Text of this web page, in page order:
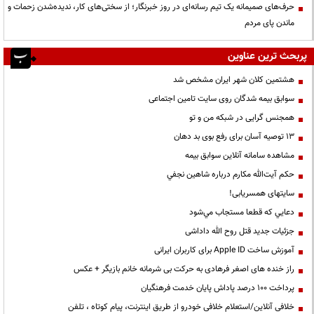
حرف‌های صمیمانه یک تیم رسانه‌ای در روز خبرنگار؛ از سختی‌های کار، ندیده‌شدن زحمات و
ماندن پای مردم
پربحث ترین عناوین
هشتمین کلان شهر ایران مشخص شد
سوابق بیمه شدگان روی سایت تامین اجتماعی
همجنس گرایی در شبکه من و تو
13 توصیه آسان برای رفع بوی بد دهان
مشاهده سامانه آنلاين سوابق بیمه
حكم آيت‌الله مكارم درباره شاهين نجفي
سایتهای همسریابی!
دعايي كه قطعا مستجاب مي‌شود
جزئیات جدید قتل روح الله داداشی
آموزش ساخت Apple ID برای کاربران ایرانی
راز خنده های اصغر فرهادی به حرکت بی شرمانه خانم بازیگر + عکس
پرداخت ۱۰۰ درصد پاداش پایان خدمت فرهنگیان
خلافی آنلاین/استعلام خلافی خودرو از طریق اینترنت، پیام کوتاه ، تلفن